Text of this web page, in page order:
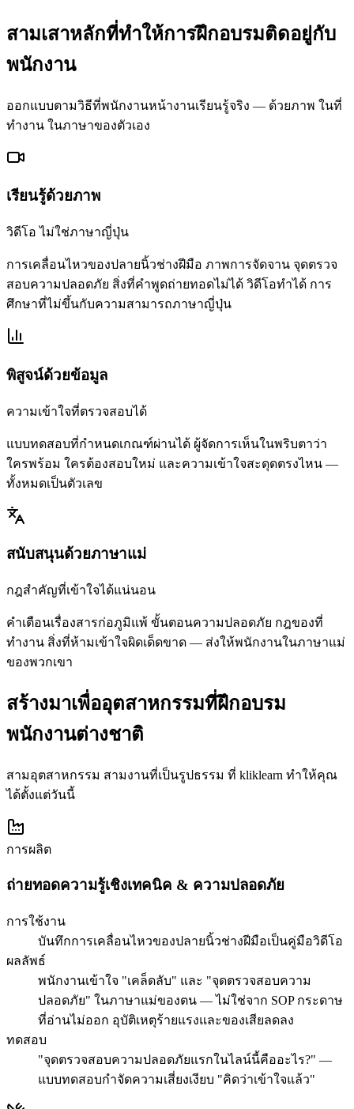
สามเสาหลักที่ทำให้การฝึกอบรมติดอยู่กับ
พนักงาน
ออกแบบตามวิธีที่พนักงานหน้างานเรียนรู้จริง — ด้วยภาพ ในที่
ทำงาน ในภาษาของตัวเอง
เรียนรู้ด้วยภาพ
วิดีโอ ไม่ใช่ภาษาญี่ปุ่น
การเคลื่อนไหวของปลายนิ้วช่างฝีมือ ภาพการจัดจาน จุดตรวจ
สอบความปลอดภัย สิ่งที่คำพูดถ่ายทอดไม่ได้ วิดีโอทำได้ การ
ศึกษาที่ไม่ขึ้นกับความสามารถภาษาญี่ปุ่น
พิสูจน์ด้วยข้อมูล
ความเข้าใจที่ตรวจสอบได้
แบบทดสอบที่กำหนดเกณฑ์ผ่านได้ ผู้จัดการเห็นในพริบตาว่า
ใครพร้อม ใครต้องสอบใหม่ และความเข้าใจสะดุดตรงไหน —
ทั้งหมดเป็นตัวเลข
สนับสนุนด้วยภาษาแม่
กฎสำคัญที่เข้าใจได้แน่นอน
คำเตือนเรื่องสารก่อภูมิแพ้ ขั้นตอนความปลอดภัย กฎของที่
ทำงาน สิ่งที่ห้ามเข้าใจผิดเด็ดขาด — ส่งให้พนักงานในภาษาแม่
ของพวกเขา
สร้างมาเพื่ออุตสาหกรรมที่ฝึกอบรม
พนักงานต่างชาติ
สามอุตสาหกรรม สามงานที่เป็นรูปธรรม ที่ kliklearn ทำให้คุณ
ได้ตั้งแต่วันนี้
การผลิต
ถ่ายทอดความรู้เชิงเทคนิค & ความปลอดภัย
การใช้งาน
บันทึกการเคลื่อนไหวของปลายนิ้วช่างฝีมือเป็นคู่มือวิดีโอ
ผลลัพธ์
พนักงานเข้าใจ "เคล็ดลับ" และ "จุดตรวจสอบความ
ปลอดภัย" ในภาษาแม่ของตน — ไม่ใช่จาก SOP กระดาษ
ที่อ่านไม่ออก อุบัติเหตุร้ายแรงและของเสียลดลง
ทดสอบ
"จุดตรวจสอบความปลอดภัยแรกในไลน์นี้คืออะไร?" —
แบบทดสอบกำจัดความเสี่ยงเงียบ "คิดว่าเข้าใจแล้ว"